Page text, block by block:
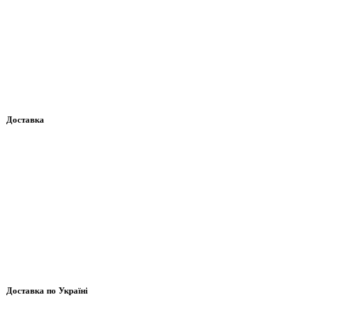
Доставка
Доставка по Україні